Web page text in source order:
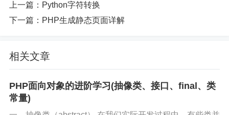
上一篇： Python字符转换
下一篇： PHP生成静态页面详解
相关文章
PHP面向对象的进阶学习(抽像类、接口、final、类
常量)